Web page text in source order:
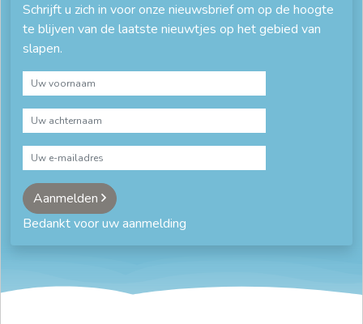
Schrijft u zich in voor onze nieuwsbrief om op de hoogte
te blijven van de laatste nieuwtjes op het gebied van
slapen.
Aanmelden
Bedankt voor uw aanmelding